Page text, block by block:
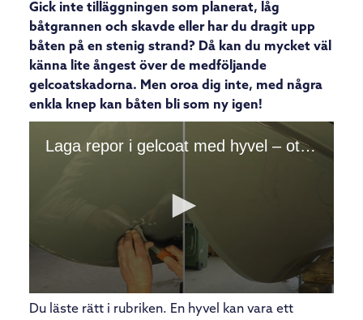
Gick inte tilläggningen som planerat, låg
båtgrannen och skavde eller har du dragit upp
båten på en stenig strand? Då kan du mycket väl
känna lite ångest över de medföljande
gelcoatskadorna. Men oroa dig inte, med några
enkla knep kan båten bli som ny igen!
Du läste rätt i rubriken. En hyvel kan vara ett